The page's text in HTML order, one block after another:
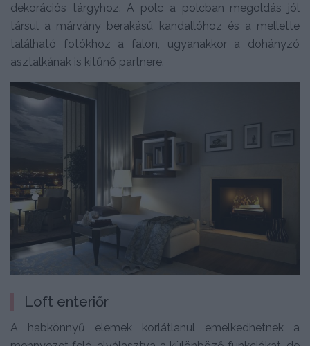
dekorációs tárgyhoz. A polc a polcban megoldás jól
társul a márvány berakású kandallóhoz és a mellette
található fotókhoz a falon, ugyanakkor a dohányzó
asztalkának is kitűnő partnere.
Loft enteriőr
A habkönnyű elemek korlátlanul emelkedhetnek a